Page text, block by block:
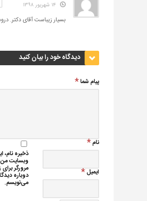
بسیار زیباست آقای دکتر.
دیدگاه خود را بیان کنید
پیام شما
نام
ایمیل
ذخیره نام،
وبسایت من
مرورگر
دوباره
می‌نویسم.